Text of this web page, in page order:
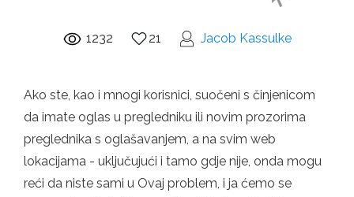
1232 21 Jacob Kassulke
Ako ste, kao i mnogi korisnici, suočeni s činjenicom
da imate oglas u pregledniku ili novim prozorima
preglednika s oglašavanjem, a na svim web
lokacijama - uključujući i tamo gdje nije, onda mogu
reći da niste sami u Ovaj problem, i ja ćemo se